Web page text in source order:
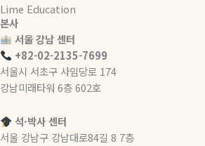
Lime Education
본사
서울 강남 센터
+82-02-2135-7699
서울시 서초구 사임당로 174
강남미래타워 6층 602호
석·박사 센터
서울 강남구 강남대로84길 8 7층